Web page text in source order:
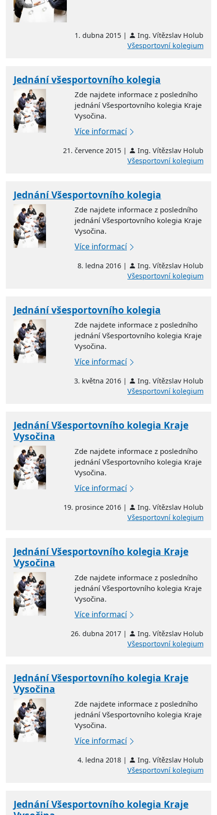
1. dubna 2015 |
Ing. Vítězslav Holub
Všesportovní kolegium
Jednání všesportovního kolegia
Zde najdete informace z posledního
jednání Všesportovního kolegia Kraje
Vysočina.
Více informací
21. července 2015 |
Ing. Vítězslav Holub
Všesportovní kolegium
Jednání Všesportovního kolegia
Zde najdete informace z posledního
jednání Všesportovního kolegia Kraje
Vysočina.
Více informací
8. ledna 2016 |
Ing. Vítězslav Holub
Všesportovní kolegium
Jednání všesportovního kolegia
Zde najdete informace z posledního
jednání Všesportovního kolegia Kraje
Vysočina.
Více informací
3. května 2016 |
Ing. Vítězslav Holub
Všesportovní kolegium
Jednání Všesportovního kolegia Kraje
Vysočina
Zde najdete informace z posledního
jednání Všesportovního kolegia Kraje
Vysočina.
Více informací
19. prosince 2016 |
Ing. Vítězslav Holub
Všesportovní kolegium
Jednání Všesportovního kolegia Kraje
Vysočina
Zde najdete informace z posledního
jednání Všesportovního kolegia Kraje
Vysočina.
Více informací
26. dubna 2017 |
Ing. Vítězslav Holub
Všesportovní kolegium
Jednání Všesportovního kolegia Kraje
Vysočina
Zde najdete informace z posledního
jednání Všesportovního kolegia Kraje
Vysočina.
Více informací
4. ledna 2018 |
Ing. Vítězslav Holub
Všesportovní kolegium
Jednání Všesportovního kolegia Kraje